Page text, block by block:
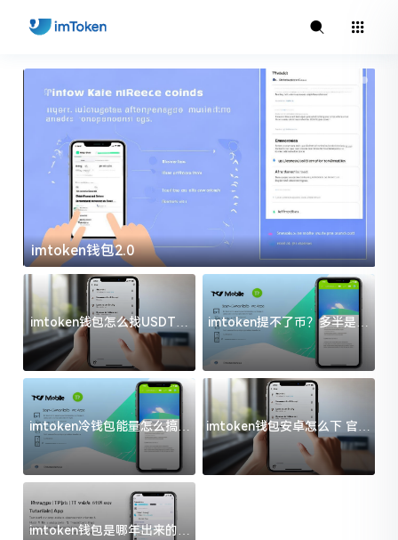
imtoken钱包2.0
imtoken钱包怎么找USDT地
址？三步搞定不踩坑
imtoken提不了币？多半是这
几件事没处理好
imtoken冷钱包能量怎么搞？
过来人告诉你门道
imtoken钱包安卓怎么下 官方
渠道避坑指南
imtoken钱包是哪年出来的？